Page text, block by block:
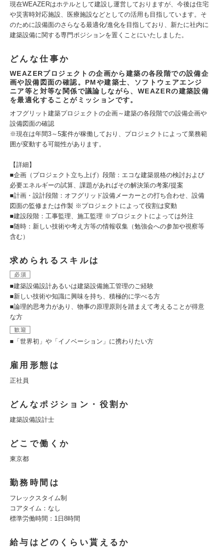
現在WEAZERはホテルとして建設し運営しておりますが、今後は住宅
や災害時対応施設、医療施設などとしての活用も目指しています。そ
のために設備面のさらなる最適化/進化を目指しており、新たに社内に
建築設備に関する専門ポジションを置くことにいたしました。
どんな仕事か
WEAZERプロジェクトの企画から建築の各段階での設備企
画や設備図面の確認。PMや建築士、ソフトウェアエンジ
ニア等と対等な関係で議論しながら、WEAZERの建築設備
を最適化することがミッションです。
オフグリット建築プロジェクトの企画～建築の各段階での設備企画や
設備図面の確認
※現在は年間3～5案件が稼働しており、プロジェクトによって業務範
囲が変動する可能性があります。
【詳細】
■企画（プロジェクト立ち上げ）段階：エコな建築規格の検討および
必要エネルギーの試算、課題があればその解決策の考案/提案
■計画・設計段階：オフグリッド設備メーカーとの打ち合わせ、設備
図面の監修または作製 ※プロジェクトによって役割は変動
■建設段階：工事監理、施工監理 ※プロジェクトによっては外注
■随時：新しい技術や考え方等の情報収集（勉強会への参加や視察等
含む）
求められるスキルは
必須
■建築設備設計あるいは建築設備施工管理のご経験
■新しい技術や知識に興味を持ち、積極的に学べる方
■論理的思考力があり、物事の原理原則を踏まえて考えることが得意
な方
歓迎
■「世界初」や「イノベーション」に携わりたい方
雇用形態は
正社員
どんなポジション・役割か
建築設備設計士
どこで働くか
東京都
勤務時間は
フレックスタイム制
コアタイム：なし
標準労働時間：1日8時間
給与はどのくらい貰えるか